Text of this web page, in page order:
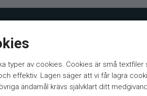
typer av cookies. Cookies är små
effektiv. Lagen säger att vi får lagra
ändamål krävs självklart ditt